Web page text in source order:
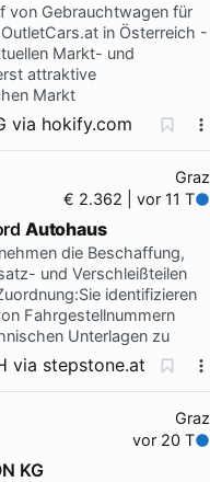
von Gebrauchtwagen für
in Österreich -
Markt- und
attraktive
Markt
via hokify.com
Graz
€ 2.362 | vor 11 T
Autohaus
die Beschaffung,
und Verschleißteilen
identifizieren
Fahrgestellnummern
Unterlagen zu
via stepstone.at
Graz
vor 20 T
KG